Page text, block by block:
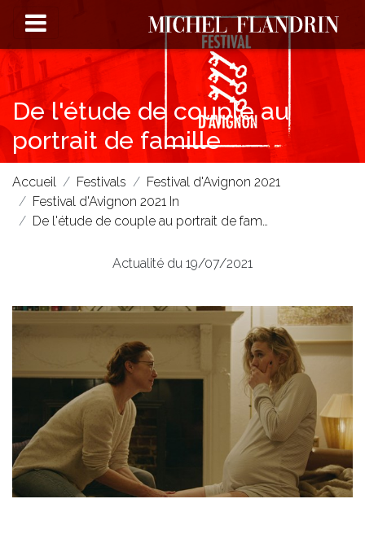
De l'étude de couple au
portrait de famille
Accueil Festivals
Festival d'Avignon 2021
Festival d'Avignon 2021 In
De l'étude de couple au portrait de fam…
Actualité du 19/07/2021